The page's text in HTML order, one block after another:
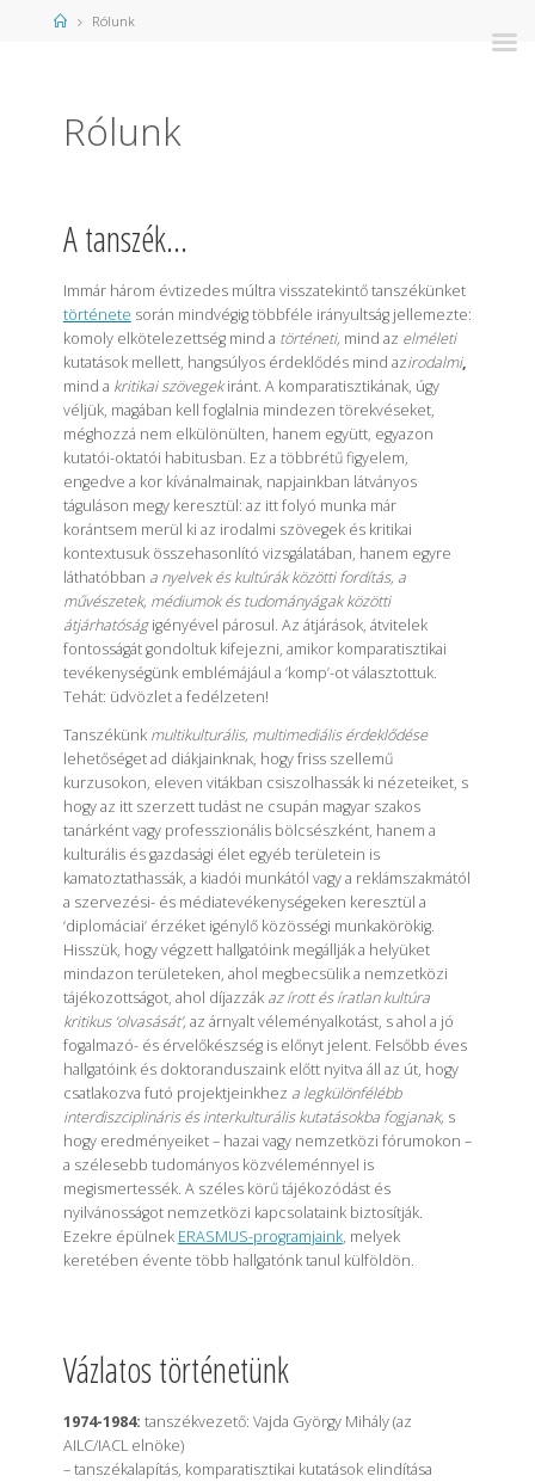
HomeRólunk
Rólunk
A tanszék…
Immár három évtizedes múltra visszatekintő tanszékünket
története során mindvégig többféle irányultság jellemezte:
komoly elkötelezettség mind a történeti, mind az elméleti
kutatások mellett, hangsúlyos érdeklődés mind azirodalmi,
mind a kritikai szövegekiránt. A komparatisztikának, úgy
véljük, magában kell foglalnia mindezen törekvéseket,
méghozzá nem elkülönülten, hanem együtt, egyazon
kutatói-oktatói habitusban. Ez a többrétű figyelem,
engedve a kor kívánalmainak, napjainkban látványos
táguláson megy keresztül: az itt folyó munka már
korántsem merül ki az irodalmi szövegek és kritikai
kontextusuk összehasonlító vizsgálatában, hanem egyre
láthatóbban a nyelvek és kultúrák közötti fordítás, a
művészetek, médiumok és tudományágak közötti
átjárhatóságigényével párosul. Az átjárások, átvitelek
fontosságát gondoltuk kifejezni, amikor komparatisztikai
tevékenységünk emblémájául a ‘komp’-ot választottuk.
Tehát: üdvözlet a fedélzeten!
Tanszékünk multikulturális, multimediális érdeklődése
lehetőséget ad diákjainknak, hogy friss szellemű
kurzusokon, eleven vitákban csiszolhassák ki nézeteiket, s
hogy az itt szerzett tudást ne csupán magyar szakos
tanárként vagy professzionális bölcsészként, hanem a
kulturális és gazdasági élet egyéb területein is
kamatoztathassák, a kiadói munkától vagy a reklámszakmától
a szervezési- és médiatevékenységeken keresztül a
‘diplomáciai’ érzéket igénylő közösségi munkakörökig.
Hisszük, hogy végzett hallgatóink megállják a helyüket
mindazon területeken, ahol megbecsülik a nemzetközi
tájékozottságot, ahol díjazzák az írott és íratlan kultúra
kritikus ‘olvasását’, az árnyalt véleményalkotást, s ahol a jó
fogalmazó- és érvelőkészség is előnyt jelent. Felsőbb éves
hallgatóink és doktoranduszaink előtt nyitva áll az út, hogy
csatlakozva futó projektjeinkhez a legkülönfélébb
interdiszciplináris és interkulturális kutatásokba fogjanak, s
hogy eredményeiket – hazai vagy nemzetközi fórumokon –
a szélesebb tudományos közvéleménnyel is
megismertessék. A széles körű tájékozódást és
nyilvánosságot nemzetközi kapcsolataink biztosítják.
Ezekre épülnek ERASMUS-programjaink, melyek
keretében évente több hallgatónk tanul külföldön.
Vázlatos történetünk
1974-1984: tanszékvezető: Vajda György Mihály (az
AILC/IACL elnöke)
– tanszékalapítás, komparatisztikai kutatások elindítása